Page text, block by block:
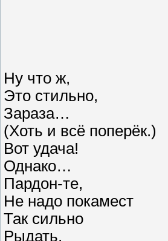
Ну что ж,
Это стильно,
Зараза…
(Хоть и всё поперёк.)
Вот удача!
Однако…
Пардон-те,
Не надо покамест
Так сильно
Рыдать,